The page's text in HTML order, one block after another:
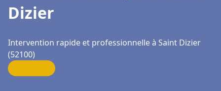
Dizier
Intervention rapide et professionnelle à Saint Dizier
(52100)